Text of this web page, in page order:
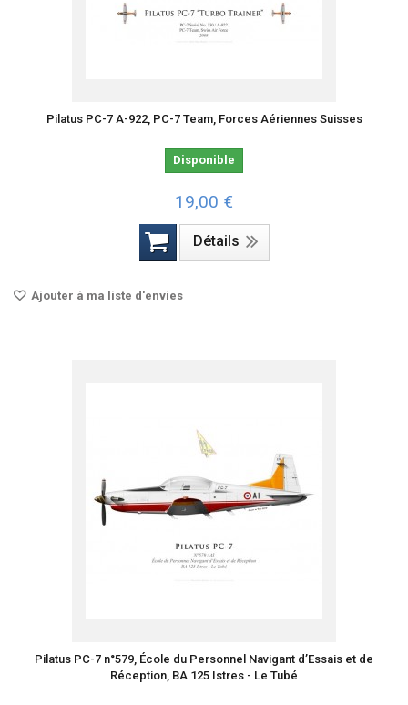
Pilatus PC-7 A-922, PC-7 Team, Forces Aériennes Suisses
Disponible
19,00 €
Détails
Ajouter à ma liste d'envies
Pilatus PC-7 n°579, École du Personnel Navigant d’Essais et de
Réception, BA 125 Istres - Le Tubé